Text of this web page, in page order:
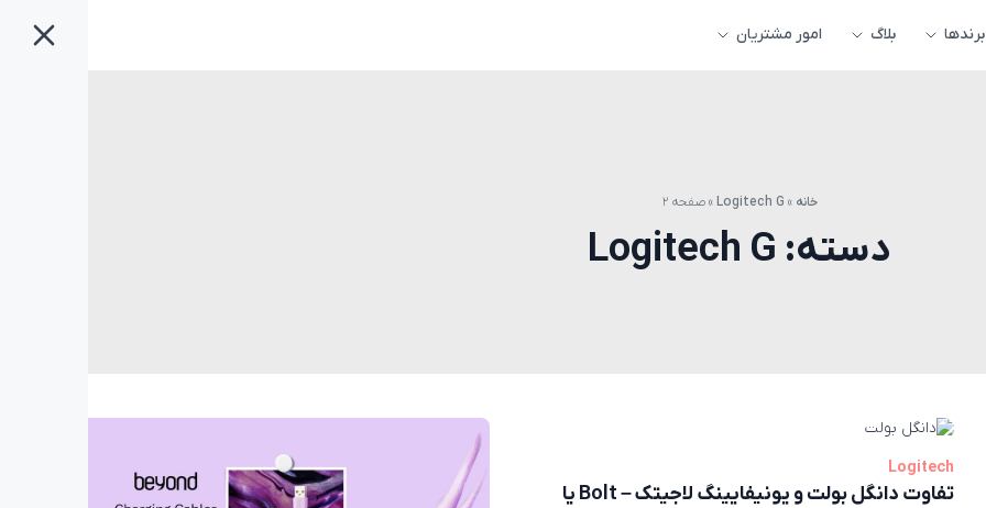
برندها بلاگ امور مشتریان
خانه »
Logitech G
»صفحه ۲
دسته: Logitech G
Logitech
تفاوت دانگل بولت و یونیفایینگ لاجیتک – Bolt یا